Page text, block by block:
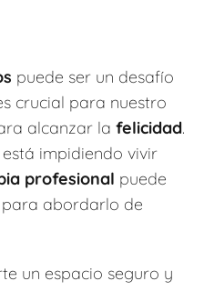
puede ser un desafío
crucial para nuestro
alcanzar la felicidad.
impidiendo vivir
profesional puede
para abordarlo de
un espacio seguro y